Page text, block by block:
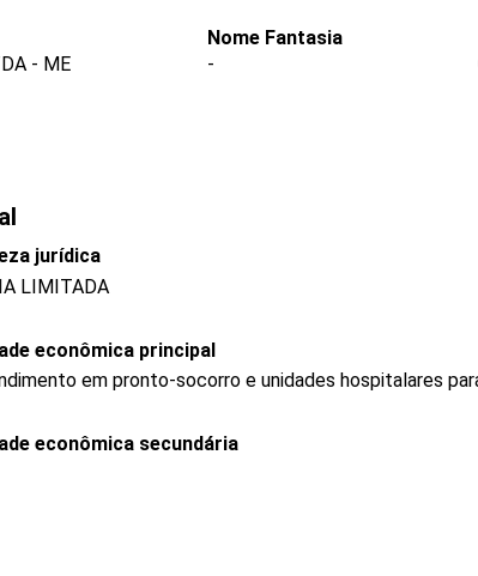
- ME
Nome Fantasia
-
jurídica
LIMITADA
econômica principal
em pronto-socorro e unidades hospitalares
econômica secundária